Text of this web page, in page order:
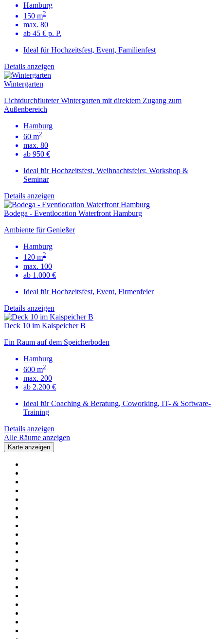
Hamburg
150 m2
max. 80
ab 45 € p. P.
Ideal für Hochzeitsfest, Event, Familienfest
Details anzeigen
Wintergarten
Lichtdurchfluteter Wintergarten mit direktem Zugang zum
Außenbereich
Hamburg
60 m2
max. 80
ab 950 €
Ideal für Hochzeitsfest, Weihnachtsfeier, Workshop &
Seminar
Details anzeigen
Bodega - Eventlocation Waterfront Hamburg
Ambiente für Genießer
Hamburg
120 m2
max. 100
ab 1.000 €
Ideal für Hochzeitsfest, Event, Firmenfeier
Details anzeigen
Deck 10 im Kaispeicher B
Ein Raum auf dem Speicherboden
Hamburg
600 m2
max. 200
ab 2.200 €
Ideal für Coaching & Beratung, Coworking, IT- & Software-
Training
Details anzeigen
Alle Räume anzeigen
Karte anzeigen